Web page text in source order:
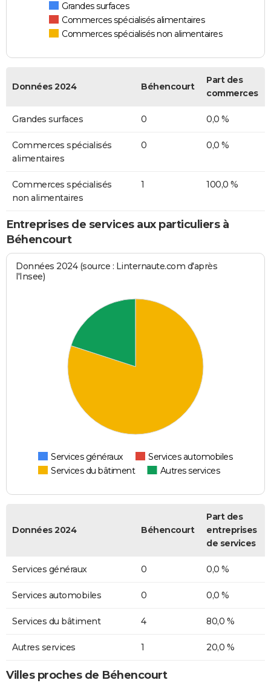
Grandes surfaces
Commerces spécialisés alimentaires
Commerces spécialisés non alimentaires
Données 2024 Béhencourt
Part des
commerces
Grandes surfaces 0 0,0 %
Commerces spécialisés
alimentaires
0 0,0 %
Commerces spécialisés
non alimentaires
1 100,0 %
Entreprises de services aux particuliers à
Béhencourt
Données 2024 (source : Linternaute.com d'après
l'Insee)
Services généraux
Services automobiles
Services du bâtiment
Autres services
Données 2024 Béhencourt
Part des
entreprises
de services
Services généraux 0 0,0 %
Services automobiles 0 0,0 %
Services du bâtiment 4 80,0 %
Autres services 1 20,0 %
Villes proches de Béhencourt